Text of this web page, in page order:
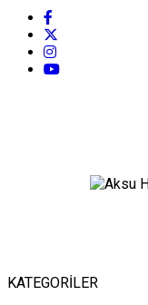
KATEGORİLER